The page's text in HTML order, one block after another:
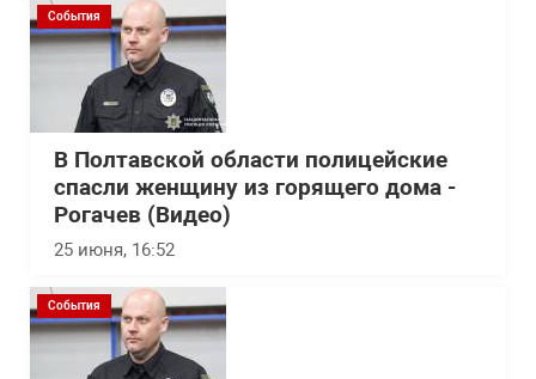
События
В Полтавской области полицейские
спасли женщину из горящего дома -
Рогачев (Видео)
25 июня, 16:52
События